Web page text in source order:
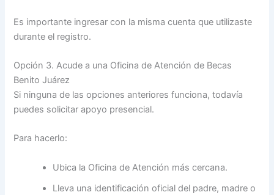
Es importante ingresar con la misma cuenta que utilizaste
durante el registro.
Opción 3. Acude a una Oficina de Atención de Becas
Benito Juárez
Si ninguna de las opciones anteriores funciona, todavía
puedes solicitar apoyo presencial.
Para hacerlo:
Ubica la Oficina de Atención más cercana.
Lleva una identificación oficial del padre, madre o